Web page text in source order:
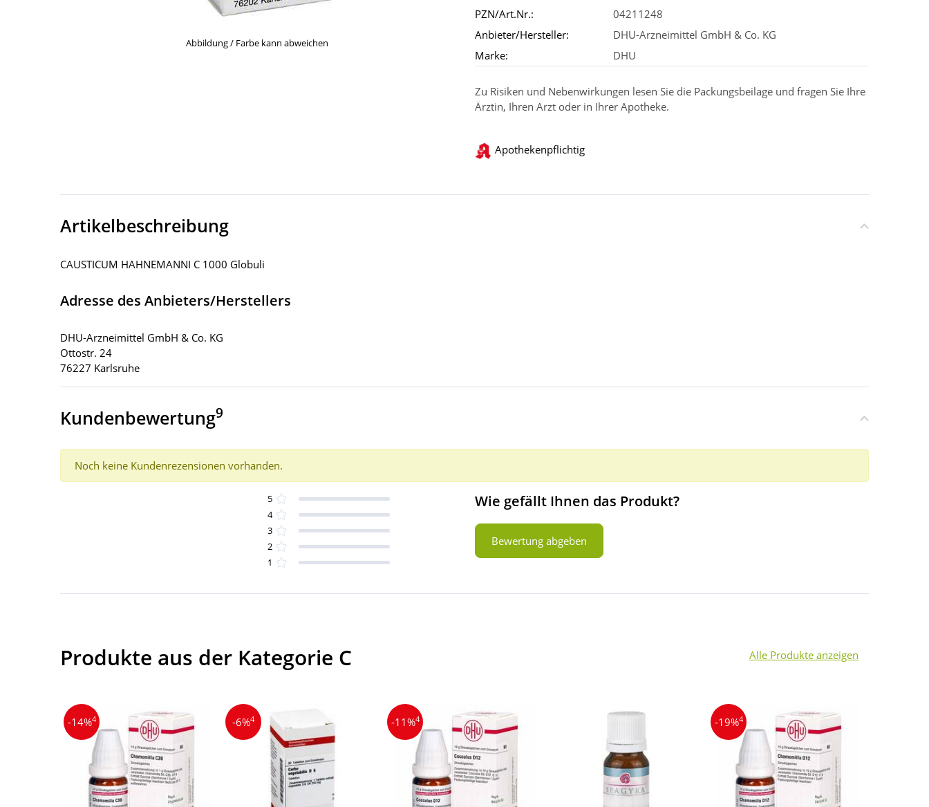
Abbildung / Farbe kann abweichen
PZN/Art.Nr.:
04211248
Anbieter/Hersteller:
DHU-Arzneimittel GmbH & Co. KG
Marke:
DHU
Zu Risiken und Nebenwirkungen lesen Sie die Packungsbeilage und fragen Sie Ihre
Ärztin, Ihren Arzt oder in Ihrer Apotheke.
Apothekenpflichtig
Artikelbeschreibung
CAUSTICUM HAHNEMANNI C 1000 Globuli
Adresse des Anbieters/Herstellers
DHU-Arzneimittel GmbH & Co. KG
Ottostr. 24
76227 Karlsruhe
Kundenbewertung9
Noch keine Kundenrezensionen vorhanden.
5
4
3
2
1
Wie gefällt Ihnen das Produkt?
Bewertung abgeben
Produkte aus der Kategorie C Alle Produkte anzeigen
-14%4 -6%4 -11%4 -19%4